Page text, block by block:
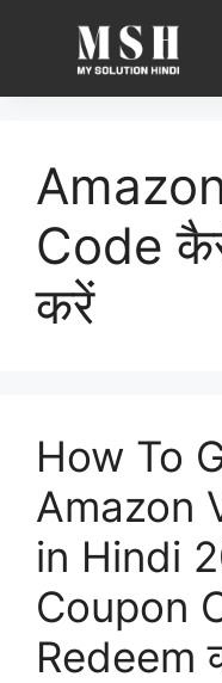
Code
करें
How To
Amazon
in Hindi
Coupon
Redeem